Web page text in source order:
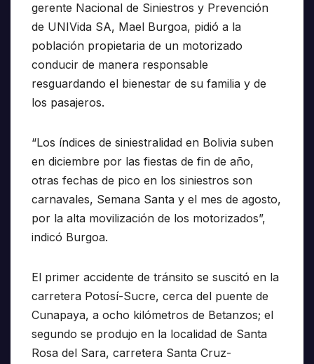
gerente Nacional de Siniestros y Prevención
de UNIVida SA, Mael Burgoa, pidió a la
población propietaria de un motorizado
conducir de manera responsable
resguardando el bienestar de su familia y de
los pasajeros.
“Los índices de siniestralidad en Bolivia suben
en diciembre por las fiestas de fin de año,
otras fechas de pico en los siniestros son
carnavales, Semana Santa y el mes de agosto,
por la alta movilización de los motorizados”,
indicó Burgoa.
El primer accidente de tránsito se suscitó en la
carretera Potosí-Sucre, cerca del puente de
Cunapaya, a ocho kilómetros de Betanzos; el
segundo se produjo en la localidad de Santa
Rosa del Sara, carretera Santa Cruz-